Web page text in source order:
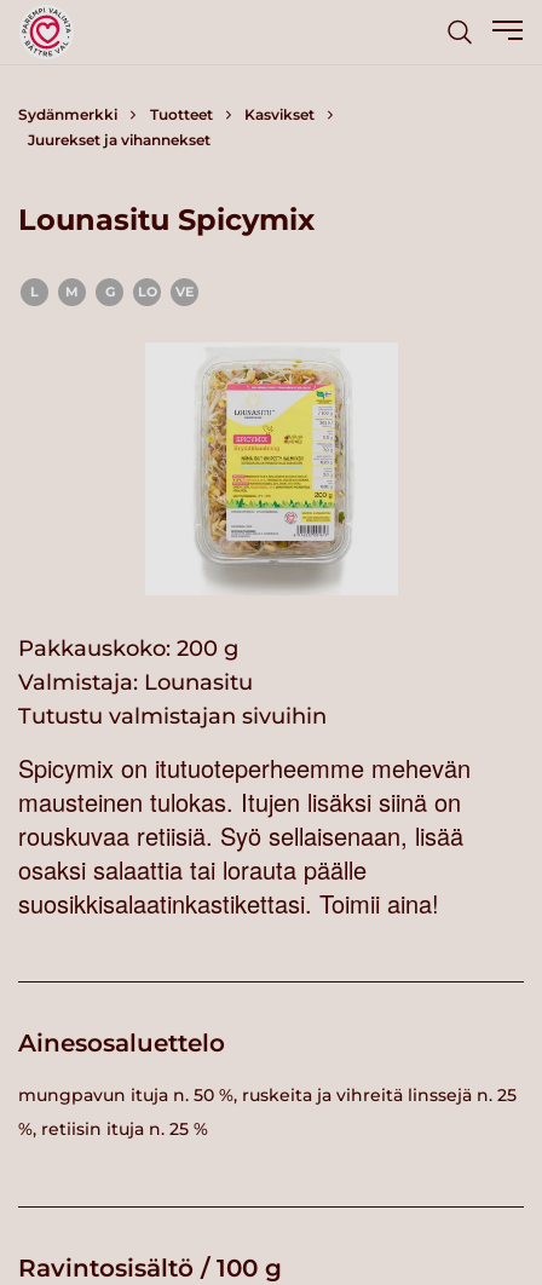
Sydänmerkki Tuotteet
Kasvikset
Juurekset ja vihannekset
Lounasitu Spicymix
L M G LO VE
Pakkauskoko: 200 g
Valmistaja: Lounasitu
Tutustu valmistajan sivuihin
Spicymix on itutuoteperheemme mehevän
mausteinen tulokas. Itujen lisäksi siinä on
rouskuvaa retiisiä. Syö sellaisenaan, lisää
osaksi salaattia tai lorauta päälle
suosikkisalaatinkastikettasi. Toimii aina!
Ainesosaluettelo
mungpavun ituja n. 50 %, ruskeita ja vihreitä linssejä n. 25
%, retiisin ituja n. 25 %
Ravintosisältö / 100 g